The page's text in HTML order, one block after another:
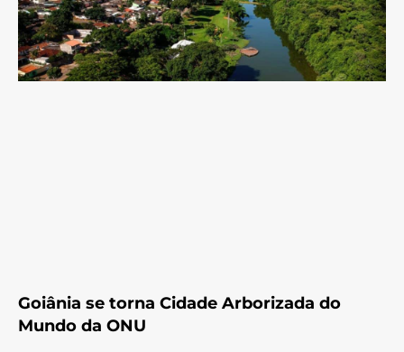
Goiânia se torna Cidade Arborizada do
Mundo da ONU